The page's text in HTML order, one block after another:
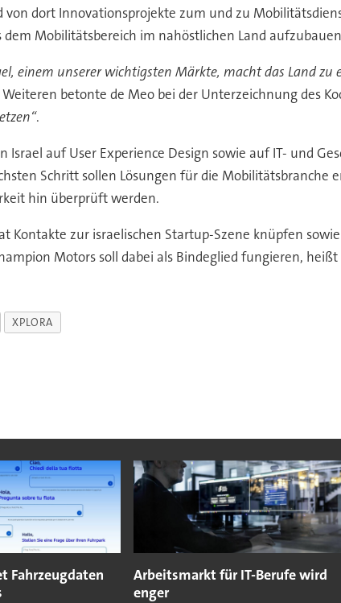
dort Innovationsprojekte zum und zu
Mobilitätsbereich im nahöstlichen Land
einem unserer wichtigsten Märkte, macht das Land
betonte de Meo bei der Unterzeichnung des
.
Israel auf User Experience Design sowie auf IT- und
Schritt sollen Lösungen für die Mobilitätsbranche
hin überprüft werden.
Kontakte zur israelischen Startup-Szene knüpfen
Motors soll dabei als Bindeglied fungieren, heißt
XPLORA
Fahrzeugdaten
Arbeitsmarkt für IT-Berufe wird
enger